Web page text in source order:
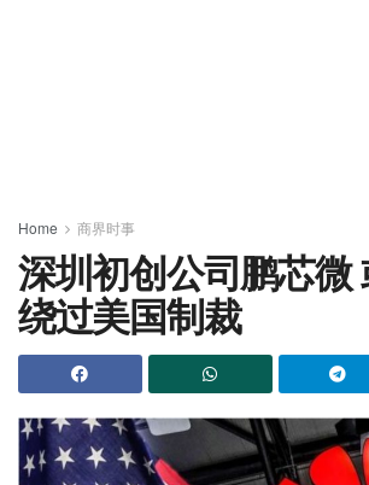
Home 商界时事
深圳初创公司鹏芯微
绕过美国制裁